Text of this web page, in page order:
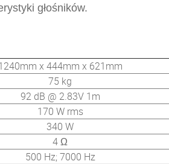
głośników.
x 444mm x 621mm
75 kg
92 dB @ 2.83V 1m
170 W rms
340 W
4 Ω
500 Hz; 7000 Hz